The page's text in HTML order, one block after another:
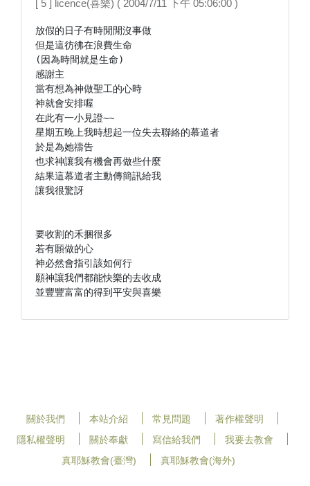
[ 5 ] licence(喜樂) ( 2004/7/11 下午 05:06:00 )
放假的日子有時閒閒沒事做
但是這彷彿在浪費生命
(因為時間就是生命)
感謝主
當有想為神做聖工的心時
神就會安排喔
在此有一小見證~~
星期五晚上我時想起一位失去聯絡的慕道者
於是為她禱告
也求神讓我有機會再做些什麼
結果這慕道者主動傳簡訊給我
讓我很驚訝
要收割的禾捆很多
若有願做的心
神必然會指引該如何行
願神讓我們都能快樂的去收成
並豐豐富富的得到平安與喜樂
關於我們 本站介紹 常見問題
著作權聲明
隱私權聲明
關於奉獻 寫信給我們
我要去教會
真耶穌教會(臺灣)
真耶穌教會(海外)